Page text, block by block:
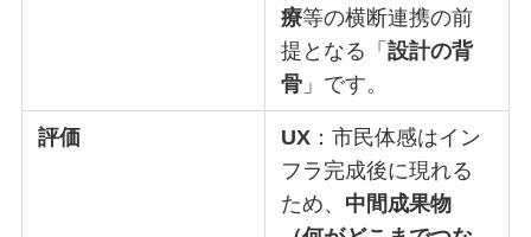
療等の横断連携の前
提となる「設計の背
骨 」です。
評価 UX ：市民体感はイン
フラ完成後に現れる
ため、 中間成果物